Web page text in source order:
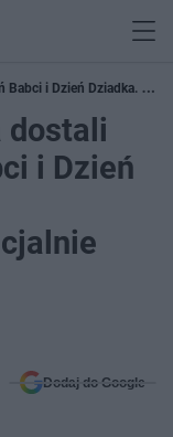
i Dzień Dziadka. ŚDS
dostali
i Dzień
Dodaj do Google